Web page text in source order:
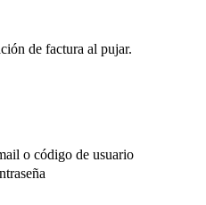
de factura al pujar.
o código de usuario